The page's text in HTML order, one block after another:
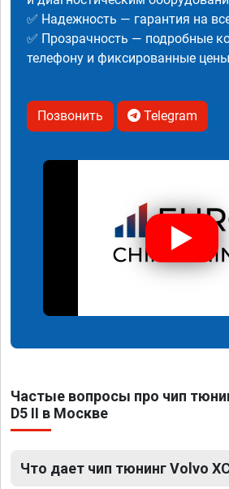
✅ Надежность — гарантия на
✅ Прозрачность — подробные
телефону и фиксированные
Позвонить Telegram
Частые вопросы про чип
D5 II в Москве
Что дает чип тюнинг Volvo